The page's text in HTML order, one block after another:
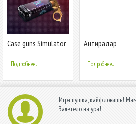
Case guns Simulator
Подробнее...
Антирадар
детектор и
спидометр
Подробнее...
Игра пушка, кайф ловишь!
Залетело на ура!